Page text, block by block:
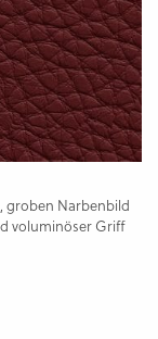
groben Narbenbild
voluminöser Griff